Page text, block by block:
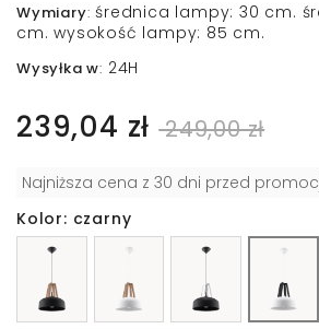
Wymiary: średnica lampy: 30 cm.
cm. wysokość lampy: 85 cm.
Wysyłka w: 24H
239,04 zł 249,00 zł
Najniższa cena z 30 dni przed
Kolor: czarny